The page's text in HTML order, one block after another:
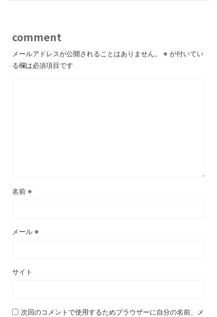
comment
メールアドレスが公開されることはありません。 ※ が付いてい
る欄は必須項目です
名前 ※
メール ※
サイト
次回のコメントで使用するためブラウザーに自分の名前、メ